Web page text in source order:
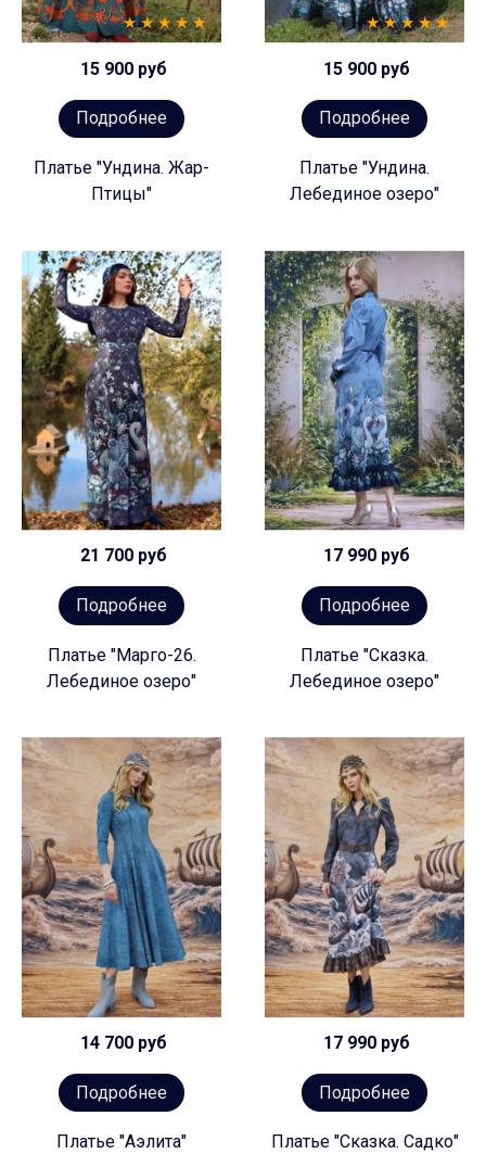
15 900 руб
Подробнее
Платье "Ундина. Жар-
Птицы"
15 900 руб
Подробнее
Платье "Ундина.
Лебединое озеро"
21 700 руб
Подробнее
Платье "Марго-26.
Лебединое озеро"
17 990 руб
Подробнее
Платье "Сказка.
Лебединое озеро"
14 700 руб
Подробнее
Платье "Аэлита"
17 990 руб
Подробнее
Платье "Сказка. Садко"